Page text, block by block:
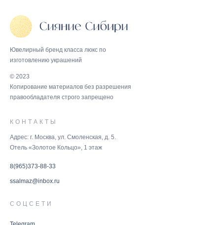
Ювелирный бренд класса люкс по
изготовлению украшений
© 2023
Копирование материалов без разрешения
правообладателя строго запрещено
КОНТАКТЫ
8(965)373-88-33
ssalmaz@inbox.ru
Адрес: г. Москва, ул. Смоленская, д. 5.
Отель «Золотое Кольцо», 1 этаж
СОЦСЕТИ